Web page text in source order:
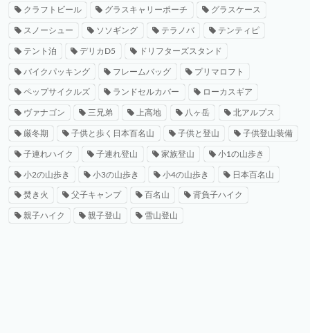
クラフトビール グラスキャリーポーチ グラスケース
スノーシュー ソソギング テラノバ テンティピ
テント泊 デリカD5 ドリフターズスタンド
バイクパッキング フレームバッグ プリマロフト
ペップサイクルズ ランドセルカバー ローカスギア
ヴァナゴン 三兄弟 上高地 八ヶ岳 北アルプス
厳冬期 子供と歩く日本百名山 子供と登山 子供登山装備
子連れハイク 子連れ登山 家族登山 小1の山歩き
小2の山歩き 小3の山歩き 小4の山歩き 日本百名山
焚き火 父子キャンプ 百名山 背負子ハイク
親子ハイク 親子登山 雪山登山